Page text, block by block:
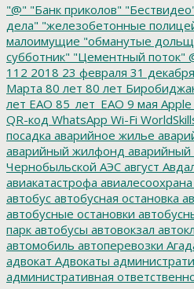
"@" "Банк приколов"
дела" "железобетонные
малоимущие "обманутые
субботник" "Цементный поток"
112 2018 23 февраля 31 декабря
Марта 80 лет 80 лет
лет ЕАО 85_лет_ЕАО 9 мая Apple
QR-код WhatsApp Wi-Fi
посадка аварийное жилье
аварийный жилфонд аварийный
Чернобыльской АЭС август
авиакатастрофа авиалесоохрана
автобус автобусная остановка
автобусные остановки
парк автобусы автовокзал
автомобиль автоперевозки
адвокат Адвокаты
административная